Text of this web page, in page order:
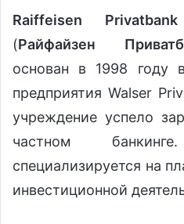
Raiffeisen
(Райфайзен
основан в 1998 году
предприятия Walser
учреждение успело
частном
специализируется на
инвестиционной